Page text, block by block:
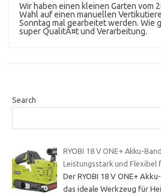
Wir haben einen kleinen Garten vom
Wahl auf einen manuellen
Sonntag mal gearbeitet werden. Wie
super QualitÃ¤t und Verarbeitung.
Search
RYOBI 18 V ONE+ Akku-
Leistungsstark und Flexibel
Der RYOBI 18 V ONE+
das ideale Werkzeug für